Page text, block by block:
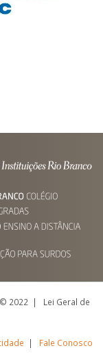
© 2022 | Lei Geral de
| Fale Conosco